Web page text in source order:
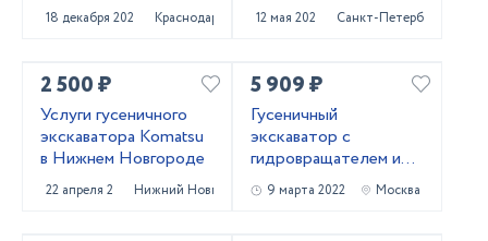
18 декабря 2022 Краснодар 12 мая 2022 Санкт-Петербург
2 500 ₽
Услуги гусеничного
экскаватора Komatsu
в Нижнем Новгороде
22 апреля 2022 Нижний Новгород
5 909 ₽
Гусеничный
экскаватор с
гидровращателем и
вибропогружателем
9 марта 2022 Москва